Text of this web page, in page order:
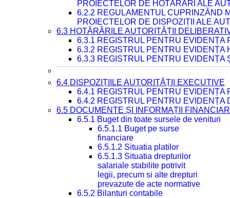
PROIECTELOR DE HOTĂRÂRI ALE
6.2.2 REGULAMENTUL CUPRINZÂND
PROIECTELOR DE DISPOZIȚII ALE
6.3 HOTĂRÂRILE AUTORITĂȚII
6.3.1 REGISTRUL PENTRU EVIDENȚA
6.3.2 REGISTRUL PENTRU EVIDENȚA
6.3.3 REGISTRUL PENTRU EVIDENȚA
6.4 DISPOZIȚIILE AUTORITĂȚII EXECUTIVE
6.4.1 REGISTRUL PENTRU EVIDENȚA
6.4.2 REGISTRUL PENTRU EVIDENȚA
6.5 DOCUMENTE ȘI INFORMAȚII
6.5.1 Buget din toate sursele de venituri
6.5.1.1 Buget pe surse
financiare
6.5.1.2 Situatia platilor
6.5.1.3 Situatia drepturilor
salariale stabilite potrivit
legii, precum si alte drepturi
prevazute de acte normative
6.5.2 Bilanturi contabile